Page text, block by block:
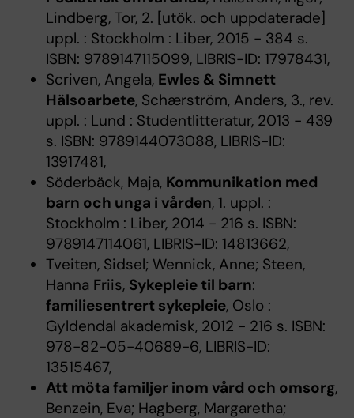
Lindberg, Tor, 2. [utök. och uppdaterade]
uppl. : Stockholm : Liber, 2015 - 384 s.
ISBN: 9789147115099, LIBRIS-ID: 17978431,
Scriven, Angela, Ewles & Simnett
Hälsoarbete, Schærström, Anders, 3., rev.
uppl. : Lund : Studentlitteratur, 2013 - 439
s. ISBN: 9789144073088, LIBRIS-ID:
13917481,
Söderbäck, Maja, Kommunikation med
barn och unga i vården, 1. uppl. :
Stockholm : Liber, 2014 - 216 s. ISBN:
9789147114061, LIBRIS-ID: 14813662,
Tveiten, Sidsel; Wennick, Anne; Steen,
Hanna Friis, Sykepleie til barn:
familiesentrert sykepleie, Oslo :
Gyldendal akademisk, 2012 - 216 s. ISBN:
978-82-05-40689-6, LIBRIS-ID:
13515467,
Att möta familjer inom vård och omsorg,
Benzein, Eva; Hagberg, Margaretha;